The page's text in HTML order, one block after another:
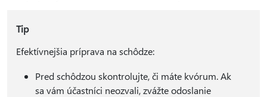
Tip
Efektívnejšia príprava na schôdze:
Pred schôdzou skontrolujte, či máte kvórum. Ak
sa vám účastníci neozvali, zvážte odoslanie